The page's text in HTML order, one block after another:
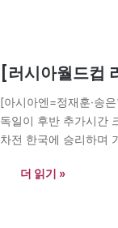
[러시아월드컵
[아시아엔=정재훈·송
독일이 후반 추가시간
차전 한국에 승리하며
더 읽기 »